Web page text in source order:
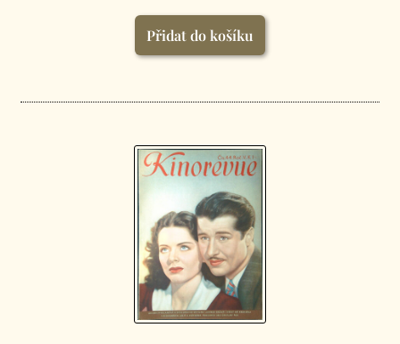
Přidat do košíku